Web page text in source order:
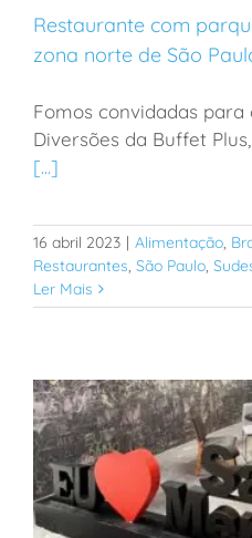
Restaurante com parque
de
Restaurante com
zona norte de São
Fomos convidadas
Diversões da Buffet
[...]
16 abril 2023 | Alimentação
Restaurantes São Paulo
Ler Mais